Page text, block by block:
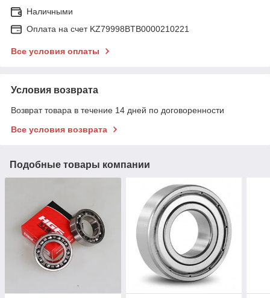
Наличными
Оплата на счет KZ79998BTB0000210221
Все условия оплаты
Условия возврата
Возврат товара в течение 14 дней по договоренности
Все условия возврата
Подобные товары компании